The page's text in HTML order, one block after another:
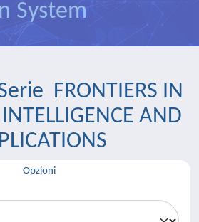
System
FRONTIERS IN
AND
Opzioni